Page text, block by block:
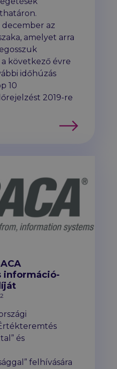
az
amelyet arra
következő évre
időhúzás
10
2019-re
Tovább
információ­
és
felhívására